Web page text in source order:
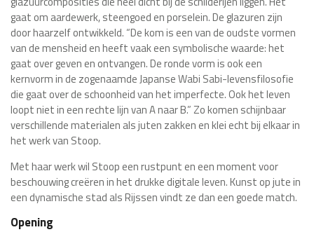
gaat om aardewerk, steengoed en porselein. De glazuren zijn
door haarzelf ontwikkeld. “De kom is een van de oudste vormen
van de mensheid en heeft vaak een symbolische waarde: het
gaat over geven en ontvangen. De ronde vorm is ook een
kernvorm in de zogenaamde Japanse Wabi Sabi-levensfilosofie
die gaat over de schoonheid van het imperfecte. Ook het leven
loopt niet in een rechte lijn van A naar B.” Zo komen schijnbaar
verschillende materialen als juten zakken en klei echt bij elkaar in
het werk van Stoop.
Met haar werk wil Stoop een rustpunt en een moment voor
beschouwing creëren in het drukke digitale leven. Kunst op jute in
een dynamische stad als Rijssen vindt ze dan een goede match.
Opening